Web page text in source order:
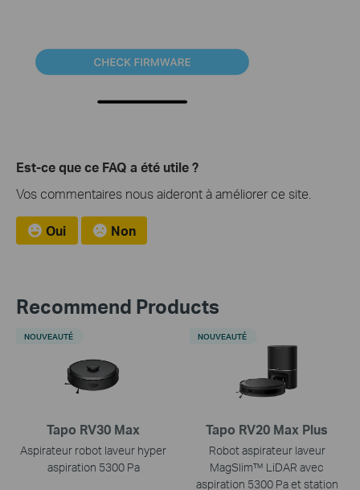
Est-ce que ce FAQ a été utile ?
Vos commentaires nous aideront à améliorer ce site.
Oui Non
Recommend Products
Tapo RV30 Max
Aspirateur robot laveur hyper
aspiration 5300 Pa
NOUVEAUTÉ
Tapo RV20 Max Plus
Robot aspirateur laveur
MagSlim™ LiDAR avec
aspiration 5300 Pa et station
NOUVEAUTÉ